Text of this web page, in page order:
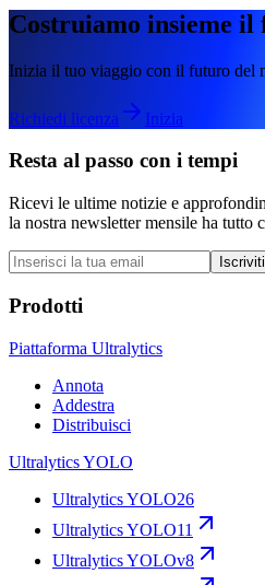
Costruiamo insieme
Inizia il tuo viaggio con il futuro del
Richiedi licenza Inizia
Resta al passo con i tempi
Ricevi le ultime notizie e
la nostra newsletter mensile ha tutto
Iscriviti
Prodotti
Piattaforma Ultralytics
Annota
Addestra
Distribuisci
Ultralytics YOLO
Ultralytics YOLO26
Ultralytics YOLO11
Ultralytics YOLOv8